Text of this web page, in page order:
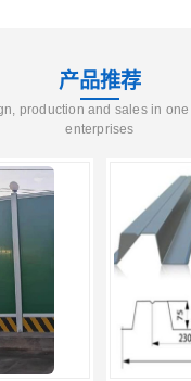
产品推荐
production and sales in
enterprises